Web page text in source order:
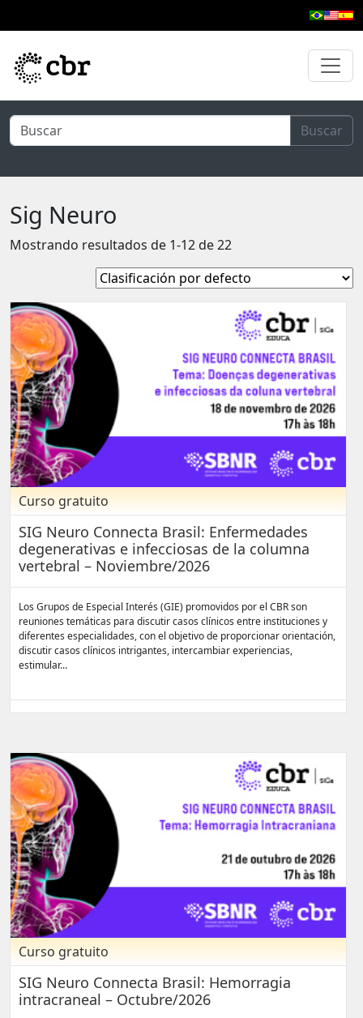
Buscar
Sig Neuro
Mostrando resultados de 1-12 de 22
Curso gratuito
SIG Neuro Connecta Brasil: Enfermedades
degenerativas e infecciosas de la columna
vertebral – Noviembre/2026
Los Grupos de Especial Interés (GIE) promovidos por el CBR son
reuniones temáticas para discutir casos clínicos entre instituciones y
diferentes especialidades, con el objetivo de proporcionar orientación,
discutir casos clínicos intrigantes, intercambiar experiencias,
estimular...
Curso gratuito
SIG Neuro Connecta Brasil: Hemorragia
intracraneal – Octubre/2026